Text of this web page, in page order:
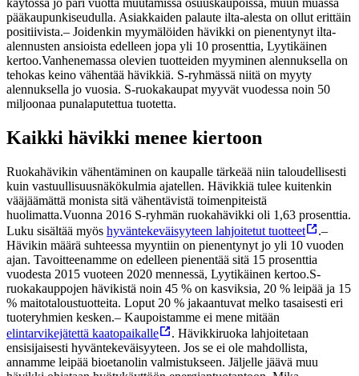
pääkaupunkiseudulla. Asiakkaiden palaute ilta-alesta on ollut erittäin
positiivista.– Joidenkin myymälöiden hävikki on pienentynyt ilta-
alennusten ansioista edelleen jopa yli 10 prosenttia, Lyytikäinen
kertoo.Vanhenemassa olevien tuotteiden myyminen alennuksella on
tehokas keino vähentää hävikkiä. S-ryhmässä niitä on myyty
alennuksella jo vuosia. S-ruokakaupat myyvät vuodessa noin 50
miljoonaa punalaputettua tuotetta.
Kaikki hävikki menee kiertoon
Ruokahävikin vähentäminen on kaupalle tärkeää niin taloudellisesti
kuin vastuullisuusnäkökulmia ajatellen. Hävikkiä tulee kuitenkin
vääjäämättä monista sitä vähentävistä toimenpiteistä
huolimatta.Vuonna 2016 S-ryhmän ruokahävikki oli 1,63 prosenttia.
Luku sisältää myös hyväntekeväisyyteen lahjoitetut tuotteet .–
Hävikin määrä suhteessa myyntiin on pienentynyt jo yli 10 vuoden
ajan. Tavoitteenamme on edelleen pienentää sitä 15 prosenttia
vuodesta 2015 vuoteen 2020 mennessä, Lyytikäinen kertoo.S-
ruokakauppojen hävikistä noin 45 % on kasviksia, 20 % leipää ja 15
% maitotaloustuotteita. Loput 20 % jakaantuvat melko tasaisesti eri
tuoteryhmien kesken.– Kaupoistamme ei mene mitään
elintarvikejätettä kaatopaikalle
. Hävikkiruoka lahjoitetaan
ensisijaisesti hyväntekeväisyyteen. Jos se ei ole mahdollista,
annamme leipää bioetanolin valmistukseen. Jäljelle jäävä muu